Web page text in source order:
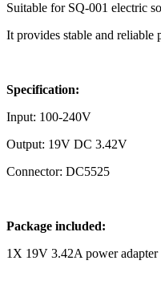
Suitable for SQ-001 electric
It provides stable and reliable
Specification:
Input: 100-240V
Output: 19V DC 3.42V
Connector: DC5525
Package included:
1X 19V 3.42A power